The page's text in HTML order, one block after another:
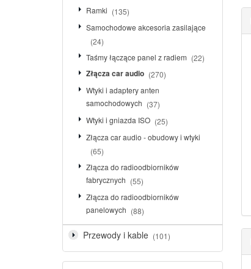
Ramki (135)
Samochodowe akcesoria zasilające
(24)
Taśmy łączące panel z radiem (22)
Złącza car audio (270)
Wtyki i adaptery anten
samochodowych (37)
Wtyki i gniazda ISO (25)
Złącza car audio - obudowy i wtyki
(65)
Złącza do radioodbiorników
fabrycznych (55)
Złącza do radioodbiorników
panelowych (88)
Przewody i kable (101)